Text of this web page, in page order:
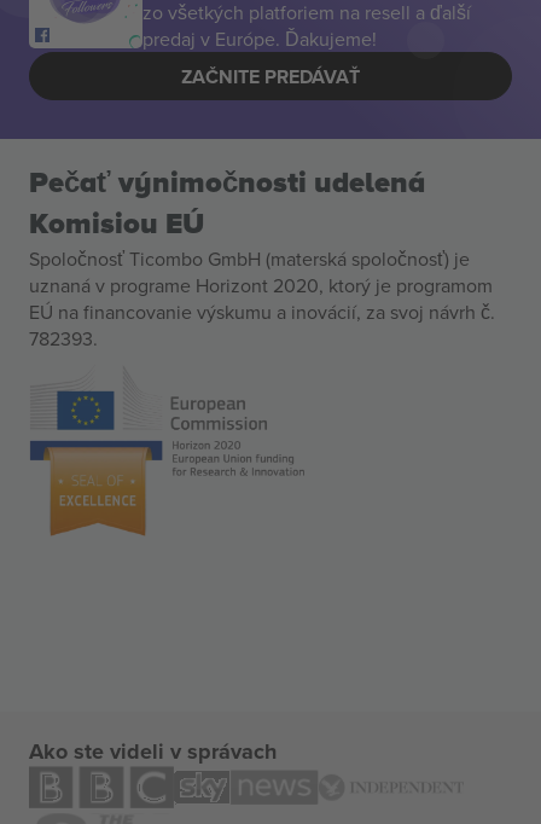
zo všetkých platforiem na resell a ďalší
predaj v Európe. Ďakujeme!
ZAČNITE PREDÁVAŤ
Pečať výnimočnosti udelená
Komisiou EÚ
Spoločnosť Ticombo GmbH (materská spoločnosť) je
uznaná v programe Horizont 2020, ktorý je programom
EÚ na financovanie výskumu a inovácií, za svoj návrh č.
782393.
Ako ste videli v správach